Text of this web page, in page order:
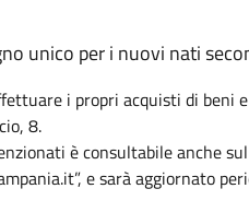
unico per i nuovi nati
i propri acquisti di beni
8.
è consultabile anche
e sarà aggiornato